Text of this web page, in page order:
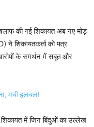
की गई शिकायत अब नए मोड़
ने शिकायतकर्ता को पत्र
के समर्थन में सबूत और
मची हलचल!
शिकायत में जिन बिंदुओं का उल्लेख